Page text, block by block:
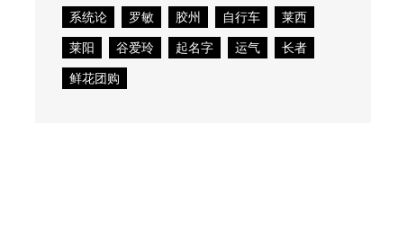
系统论
罗敏 胶州 自行车
莱西
莱阳
谷爱玲 起名字 运气
长者
鲜花团购